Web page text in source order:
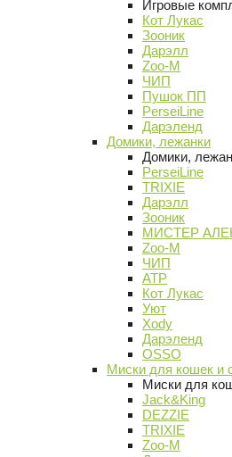
Игровые
Кот Лукас
Зооник
Дарэлл
Zoo-M
ЧИП
Пушок ПП
PerseiLine
Дарэленд
Домики, лежанки
Домики,
PerseiLine
TRIXIE
Дарэлл
Зооник
МИСТЕР
Zoo-M
ЧИП
АТР
Кот Лукас
Уют
Xody
Дарэленд
OSSO
Миски для кошек и
Миски для
Jack&King
DEZZIE
TRIXIE
Zoo-M